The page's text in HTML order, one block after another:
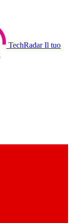
TechRadar Il tuo